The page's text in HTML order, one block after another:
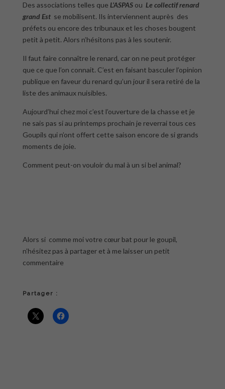
Des associations telles que L’ASPASou Le collectif renard
grand Est se mobilisent. Ils interviennent auprès des
préfets ou encore des tribunaux et les choses bougent
petit à petit. Alors n’hésitons pas à les soutenir.
Il faut faire connaître le renard, car on ne peut protéger
que ce que l’on connait. C’est en faisant basculer l’opinion
publique en faveur du renard qu’un jour il sera retiré de la
liste des animaux nuisibles.
Aujourd’hui chez moi c’est l’ouverture de la chasse et je
ne sais pas si au printemps prochain je reverrai tous ces
Goupils qui n’ont offert cette saison encore de si grands
moments de joie.
Comment peut-on vouloir du mal à un si bel animal?
Alors si comme moi votre cœur bat pour le goupil,
n’hésitez pas à partager et à me laisser un petit
commentaire
Partager :